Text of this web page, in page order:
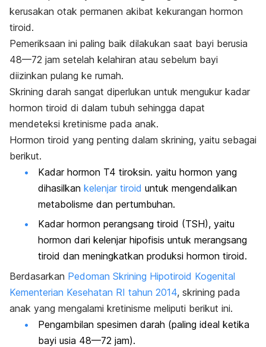
kerusakan otak permanen akibat kekurangan hormon
tiroid.
Pemeriksaan ini paling baik dilakukan saat bayi berusia
48—72 jam setelah kelahiran atau sebelum bayi
diizinkan pulang ke rumah.
Skrining darah sangat diperlukan untuk mengukur kadar
hormon tiroid di dalam tubuh sehingga dapat
mendeteksi kretinisme pada anak.
Hormon tiroid yang penting dalam skrining, yaitu sebagai
berikut.
Kadar hormon T4 tiroksin. yaitu hormon yang
dihasilkan kelenjar tiroid untuk mengendalikan
metabolisme dan pertumbuhan.
Kadar hormon perangsang tiroid (TSH), yaitu
hormon dari kelenjar hipofisis untuk merangsang
tiroid dan meningkatkan produksi hormon tiroid.
Berdasarkan Pedoman Skrining Hipotiroid Kogenital
Kementerian Kesehatan RI tahun 2014, skrining pada
anak yang mengalami kretinisme meliputi berikut ini.
Pengambilan spesimen darah (paling ideal ketika
bayi usia 48—72 jam).